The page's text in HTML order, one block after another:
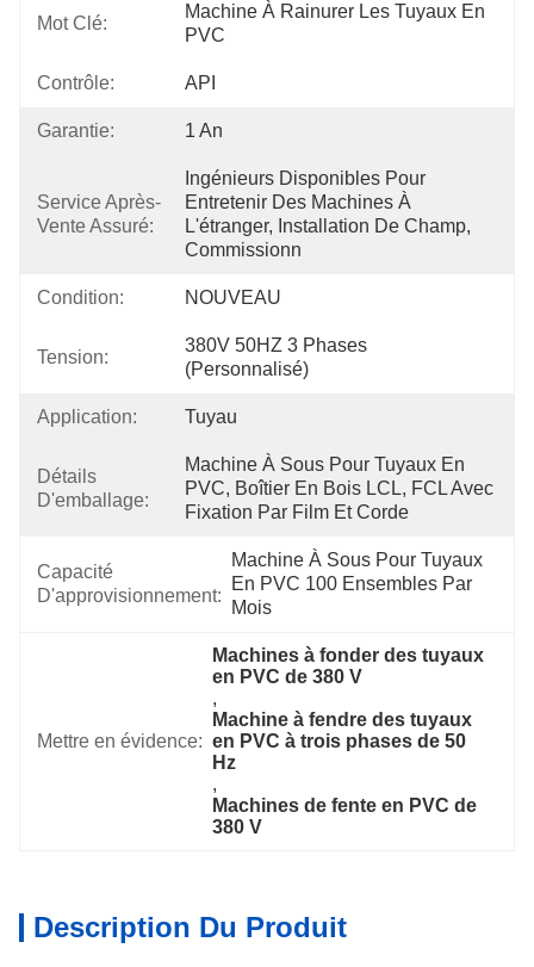
Mot Clé:
Machine À Rainurer Les Tuyaux En
PVC
Contrôle: API
Garantie: 1 An
Service Après-
Vente Assuré:
Ingénieurs Disponibles Pour
Entretenir Des Machines À
L'étranger, Installation De Champ,
Commissionn
Condition: NOUVEAU
Tension:
380V 50HZ 3 Phases
(personnalisé)
Application: Tuyau
Détails
D'emballage:
Machine À Sous Pour Tuyaux En
PVC, Boîtier En Bois LCL, FCL Avec
Fixation Par Film Et Corde
Capacité
D'approvisionnement:
Machine À Sous Pour Tuyaux
En PVC 100 Ensembles Par
Mois
Mettre en évidence:
Machines à fonder des tuyaux
en PVC de 380 V
,
Machine à fendre des tuyaux
en PVC à trois phases de 50
Hz
,
Machines de fente en PVC de
380 V
Description Du Produit